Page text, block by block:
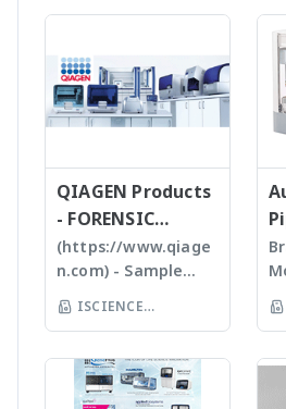
รายละเอียดสินค้าเพิ่มเติมได้ที่
www.skpower.co.th/ne
w_front/products-
We specializing in
plastic injection and
post modification
of plastics; this
allows us to provide
and reasonable
price products to
researcher of the
world **มี
หลากหลายรุ่นสามารถใช้
ร่วมกับเครื่อง qPCR ได้
ช
ค
ตั
เ
งบันทึกภาพคุณภาพสูง
และซอฟแวร์ช่วยในการ
วิเคราะห์ผลที่ผู้ใช้งานจะ
จำนวน รูปร่างและค่า
ข้อมูลทางสถิติที่สำคัญ
เพื่อทำออกมาเป็น
รายงานผลการวิเคราะห์
ได้สะดวกรวดเร็วและถูก
QIAGEN Products
- FORENSIC
SCIENCE
(https://www.qiage
n.com) - Sample
preparation -
Homogenizer,
Tissuelyser LT,
TissueLyser II,
ISCIENCE
TECHNOLOGY CO
LTD